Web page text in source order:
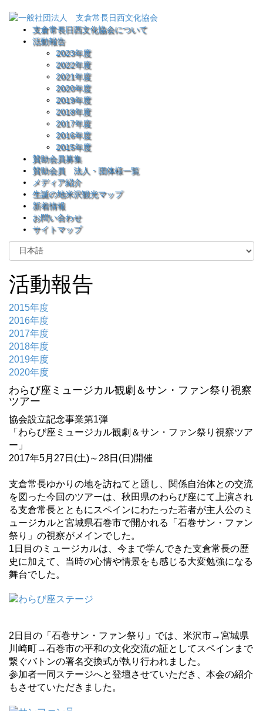
支倉常長日西文化協会について
活動報告
2023年度
2022年度
2021年度
2020年度
2019年度
2018年度
2017年度
2016年度
2015年度
賛助会員募集
賛助会員 法人・団体様一覧
メディア紹介
生誕の地米沢観光マップ
新着情報
お問い合わせ
サイトマップ
活動報告
2015年度
2016年度
2017年度
2018年度
2019年度
2020年度
わらび座ミュージカル観劇＆サン・ファン祭り視察
ツアー
協会設立記念事業第1弾
「わらび座ミュージカル観劇＆サン・ファン祭り視察ツア
ー」
2017年5月27日(土)～28日(日)開催
支倉常長ゆかりの地を訪ねてと題し、関係自治体との交流
を図った今回のツアーは、秋田県のわらび座にて上演され
る支倉常長とともにスペインにわたった若者が主人公のミ
ュージカルと宮城県石巻市で開かれる「石巻サン・ファン
祭り」の視察がメインでした。
1日目のミュージカルは、今まで学んできた支倉常長の歴
史に加えて、当時の心情や情景をも感じる大変勉強になる
舞台でした。
2日目の「石巻サン・ファン祭り」では、米沢市→宮城県
川崎町→石巻市の平和の文化交流の証としてスペインまで
繋ぐバトンの署名交換式が執り行われました。
参加者一同ステージへと登壇させていただき、本会の紹介
もさせていただきました。